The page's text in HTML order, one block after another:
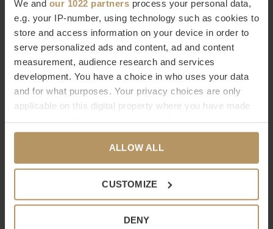
We and our 1022 partners process your personal data,
e.g. your IP-number, using technology such as cookies to
store and access information on your device in order to
serve personalized ads and content, ad and content
measurement, audience research and services
development. You have a choice in who uses your data
and for what purposes. Your privacy choices are only
applicable on this digital property where you have made
any time from the Cookie Declaration or by clicking on
the Privacy trigger icon.
If you allow, we would also like to:
ALLOW ALL
CUSTOMIZE
DENY
Entscheiden Sie sich für eine Gartengestaltung, dieIhre
Wohnatmosphäreausstrahlt, in der Sie sich optimal
entspannen können. Wählen Sie bequeme und langlebige
Gartenmöbel, die Sie das ganze Jahr über draußen stehen
lassen können. Entscheiden Sie sich deshalb für BOREK.
Sie möchten mehr über BOREK erfahren oder suchen ein
. Sie können natürlich auch direkt über den
Bestellbutton bestellen, es dauert nur 2 Minuten.Sind Sie mit
Ihrem Kauf nicht ganz zufrieden? Bei WDS haben Sie 30
Tage Zeit, Ihre Meinung zu ändern.